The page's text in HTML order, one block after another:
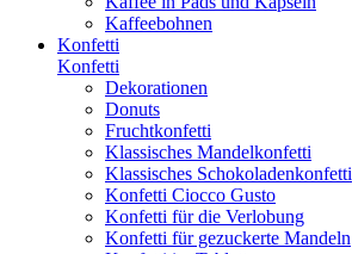
Kaffeebohnen
Konfetti
Konfetti
Dekorationen
Donuts
Fruchtkonfetti
Klassisches Mandelkonfetti
Klassisches Schokoladenkonfetti
Konfetti Ciocco Gusto
Konfetti für die Verlobung
Konfetti für gezuckerte Mandeln